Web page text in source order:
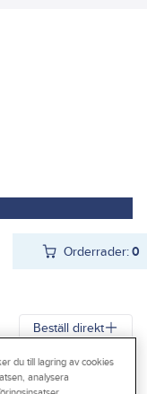
Orderrader:0
Beställ direkt
Tätning Övrig tejp
du till lagring av cookies
analysera